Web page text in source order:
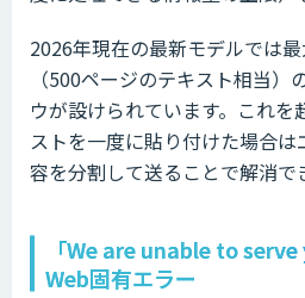
2026年現在の最新モデルでは
（500ページのテキスト相当）
ウが設けられています。これ
ストを一度に貼り付けた場合
容を分割して送ることで解消で
「We are unable to
Web固有エラー